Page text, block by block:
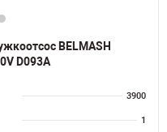
BELMASH
D093A
3900
1